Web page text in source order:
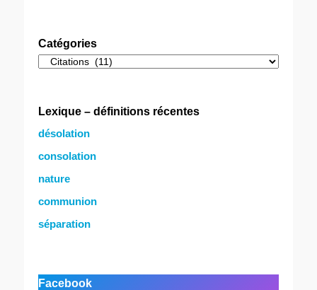
Catégories
Catégories
Lexique – définitions récentes
désolation
consolation
nature
communion
séparation
Facebook